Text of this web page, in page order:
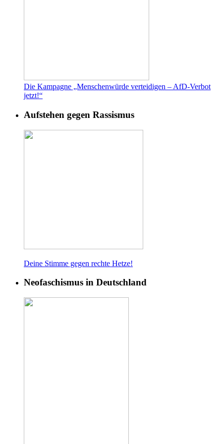
Die Kampagne „Menschenwürde verteidigen – AfD-Verbot
jetzt!“
Aufstehen gegen Rassismus
Deine Stimme gegen rechte Hetze!
Neofaschismus in Deutschland